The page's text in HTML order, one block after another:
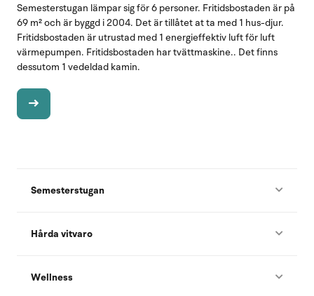
Semesterstugan lämpar sig för 6 personer. Fritidsbostaden är på
69 m² och är byggd i 2004. Det är tillåtet at ta med 1 hus-djur.
Fritidsbostaden är utrustad med 1 energieffektiv luft för luft
värmepumpen. Fritidsbostaden har tvättmaskine.. Det finns
dessutom 1 vedeldad kamin.
Semesterstugan
Hårda vitvaro
Wellness